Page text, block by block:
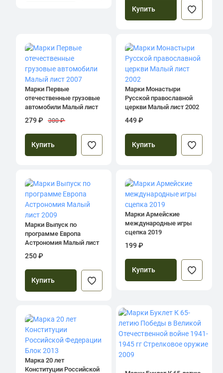
Купить
Марки Первые
отечественные грузовые
автомобили Малый лист
2007
279 ₽ 300 ₽
Купить
Марки Монастыри
Русской православной
церкви Малый лист 2002
449 ₽
Купить
Марки Выпуск по
программе Европа
Астрономия Малый лист
2009
250 ₽
Купить
Марки Армейские
международные игры
сцепка 2019
199 ₽
Купить
Марка 20 лет
Конституции Российской